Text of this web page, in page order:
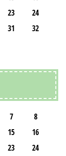
23
24
31
32
7
8
15
16
23
24